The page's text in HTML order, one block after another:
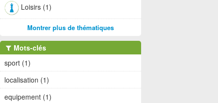
Loisirs (1)
Montrer plus de thématiques
Mots-clés
sport (1)
localisation (1)
equipement (1)